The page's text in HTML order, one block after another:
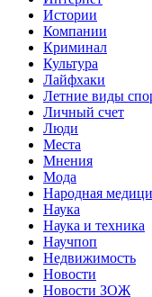
Истории
Компании
Криминал
Культура
Лайфхаки
Летние виды
Личный счет
Люди
Места
Мнения
Мода
Народная
Наука
Наука и техника
Научпоп
Недвижимость
Новости
Новости ЗОЖ